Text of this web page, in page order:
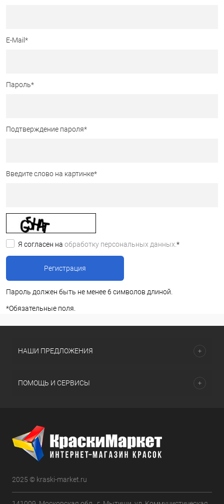
E-Mail *
Пароль*
Подтверждение пароля*
Введите слово на картинке*
Я согласен на обработку персональных данных. *
Пароль должен быть не менее 6 символов длиной.
*Обязательные поля.
НАШИ ПРЕДЛОЖЕНИЯ
ПОМОЩЬ И СЕРВИСЫ
2025 © kraski-market.ru